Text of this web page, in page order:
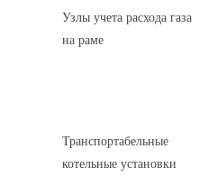
Узлы учета расхода газа
на раме
Транспортабельные
котельные установки